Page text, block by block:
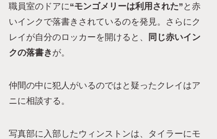
職員室のドアに“モンゴメリーは利用された” と赤
いインクで落書きされているのを発見。さらにク
レイが自分のロッカーを開けると、
同じ赤いイン
クの落書き が。
仲間の中に犯人がいるのではと疑ったクレイはア
ニに相談する。
写真部に入部したウィンストンは、タイラーにモ